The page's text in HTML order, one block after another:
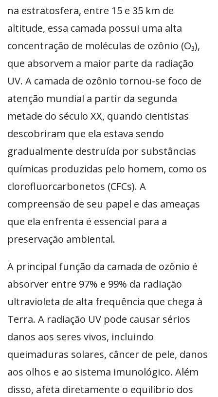
na estratosfera, entre 15 e 35 km de
altitude, essa camada possui uma alta
concentração de moléculas de ozônio (O₃),
que absorvem a maior parte da radiação
UV. A camada de ozônio tornou-se foco de
atenção mundial a partir da segunda
metade do século XX, quando cientistas
descobriram que ela estava sendo
gradualmente destruída por substâncias
químicas produzidas pelo homem, como os
clorofluorcarbonetos (CFCs). A
compreensão de seu papel e das ameaças
que ela enfrenta é essencial para a
preservação ambiental.
A principal função da camada de ozônio é
absorver entre 97% e 99% da radiação
ultravioleta de alta frequência que chega à
Terra. A radiação UV pode causar sérios
danos aos seres vivos, incluindo
queimaduras solares, câncer de pele, danos
aos olhos e ao sistema imunológico. Além
disso, afeta diretamente o equilíbrio dos